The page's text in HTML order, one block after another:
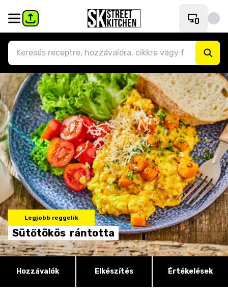
Legjobb reggelik
Sütőtökös rántotta
Hozzávalók Elkészítés Értékelések